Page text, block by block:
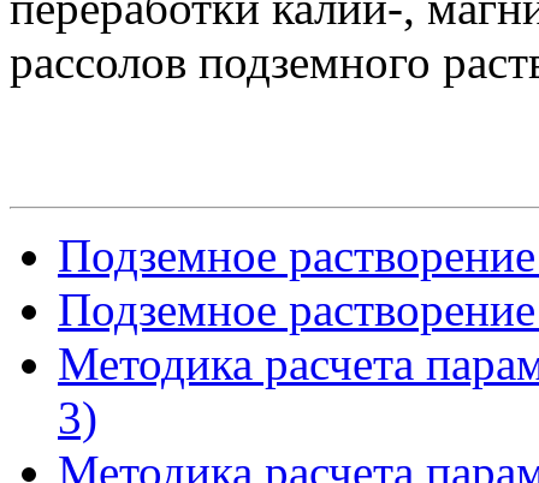
рассолов подземного
Подземное
Подземное
Методика расчета
3)
Методика расчета